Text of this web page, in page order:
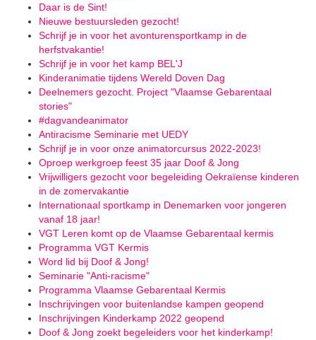
Daar is de Sint!
Nieuwe bestuursleden gezocht!
Schrijf je in voor het avonturensportkamp in de
herfstvakantie!
Schrijf je in voor het kamp BEL'J
Kinderanimatie tijdens Wereld Doven Dag
Deelnemers gezocht. Project "Vlaamse Gebarentaal
stories"
#dagvandeanimator
Antiracisme Seminarie met UEDY
Schrijf je in voor onze animatorcursus 2022-2023!
Oproep werkgroep feest 35 jaar Doof & Jong
Vrijwilligers gezocht voor begeleiding Oekraïense kinderen
in de zomervakantie
Internationaal sportkamp in Denemarken voor jongeren
vanaf 18 jaar!
VGT Leren komt op de Vlaamse Gebarentaal kermis
Programma VGT Kermis
Word lid bij Doof & Jong!
Seminarie "Anti-racisme"
Programma Vlaamse Gebarentaal Kermis
Inschrijvingen voor buitenlandse kampen geopend
Inschrijvingen Kinderkamp 2022 geopend
Doof & Jong zoekt begeleiders voor het kinderkamp!